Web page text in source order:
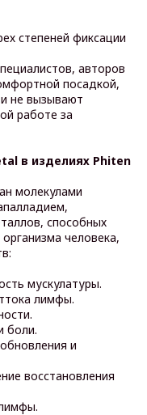
степеней фиксации
авторов
посадкой,
не вызывают
работе за
в изделиях Phiten
молекулами
способных
человека,
мускулатуры.
лимфы.
боли.
и
восстановления